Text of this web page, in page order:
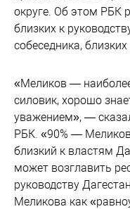
округе. Об этом РБК
близких к
собеседника,
«Меликов —
силовик, хорошо
уважением», —
РБК. «90% —
близкий к властям
может возглавить
руководству
Меликова как